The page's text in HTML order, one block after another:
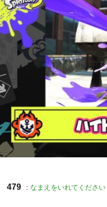
479 : なまえをいれてください